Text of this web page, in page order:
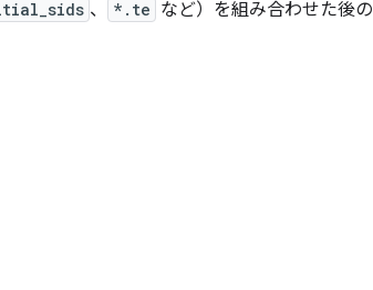
、 *.te など）を組み合わせた後の